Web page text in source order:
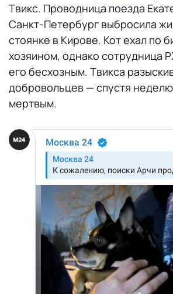
Твикс. Проводница поезда
Санкт-Петербург выбросила
стоянке в Кирове. Кот ехал по
хозяином, однако сотрудница
его бесхозным. Твикса
добровольцев — спустя
мертвым.